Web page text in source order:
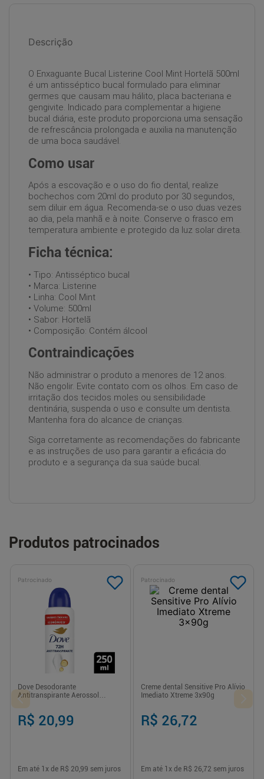
Descrição
O Enxaguante Bucal Listerine Cool Mint Hortelã 500ml
é um antisséptico bucal formulado para eliminar
germes que causam mau hálito, placa bacteriana e
gengivite. Indicado para complementar a higiene
bucal diária, este produto proporciona uma sensação
de refrescância prolongada e auxilia na manutenção
de uma boca saudável.
Como usar
Após a escovação e o uso do fio dental, realize
bochechos com 20ml do produto por 30 segundos,
sem diluir em água. Recomenda-se o uso duas vezes
ao dia, pela manhã e à noite. Conserve o frasco em
temperatura ambiente e protegido da luz solar direta.
Ficha técnica:
• Tipo: Antisséptico bucal
• Marca: Listerine
• Linha: Cool Mint
• Volume: 500ml
• Sabor: Hortelã
• Composição: Contém álcool
Contraindicações
Não administrar o produto a menores de 12 anos.
Não engolir. Evite contato com os olhos. Em caso de
irritação dos tecidos moles ou sensibilidade
dentinária, suspenda o uso e consulte um dentista.
Mantenha fora do alcance de crianças.
Siga corretamente as recomendações do fabricante
e as instruções de uso para garantir a eficácia do
produto e a segurança da sua saúde bucal.
Produtos patrocinados
Patrocinado
Dove Desodorante
Antitranspirante Aerossol
hidratação prolongada
R$ 20,99
Em até 1 x de R$ 20,99 sem juros
Patrocinado
Creme dental Sensitive Pro Alívio
Imediato Xtreme 3x90g
R$ 26,72
Em até 1 x de R$ 26,72 sem juros